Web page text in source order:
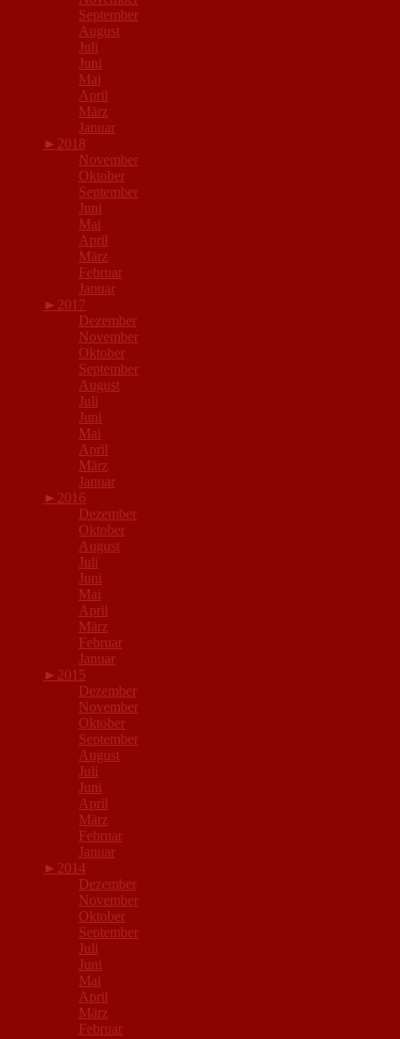
September
August
Juli
Juni
Mai
April
März
Januar
► 2018
November
Oktober
September
Juni
Mai
April
März
Februar
Januar
► 2017
Dezember
November
Oktober
September
August
Juli
Juni
Mai
April
März
Januar
► 2016
Dezember
Oktober
August
Juli
Juni
Mai
April
März
Februar
Januar
► 2015
Dezember
November
Oktober
September
August
Juli
Juni
April
März
Februar
Januar
► 2014
Dezember
November
Oktober
September
Juli
Juni
Mai
April
März
Februar